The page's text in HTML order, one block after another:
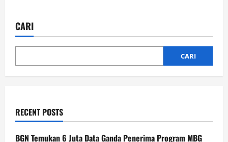
Saksi
Dominasi
Djokovic
Petenis
CARI
CARI
RECENT POSTS
BGN Temukan 6 Juta Data Ganda Penerima Program MBG